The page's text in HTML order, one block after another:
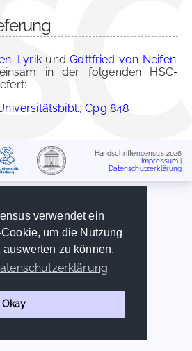
verwendet ein
um die Nutzung
zu können.
Okay
LyrikundGottfried von Neifen:
in der folgenden HSC-
Cpg 848
Handschriftencensus 2026
Impressum
Datenschutzerklärung